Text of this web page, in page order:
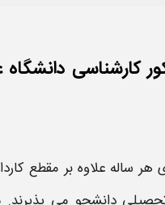
دانشگاه
هر ساله علاوه بر مقطع